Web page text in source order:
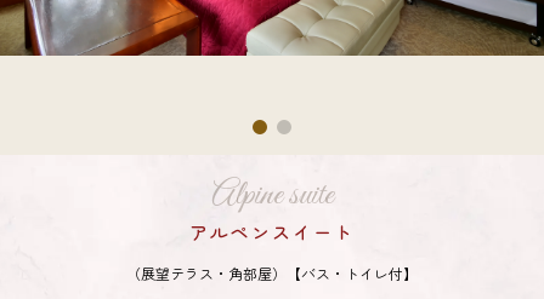
Alpine suite
アルペンスイート
（展望テラス・角部屋）【バス・トイレ付】